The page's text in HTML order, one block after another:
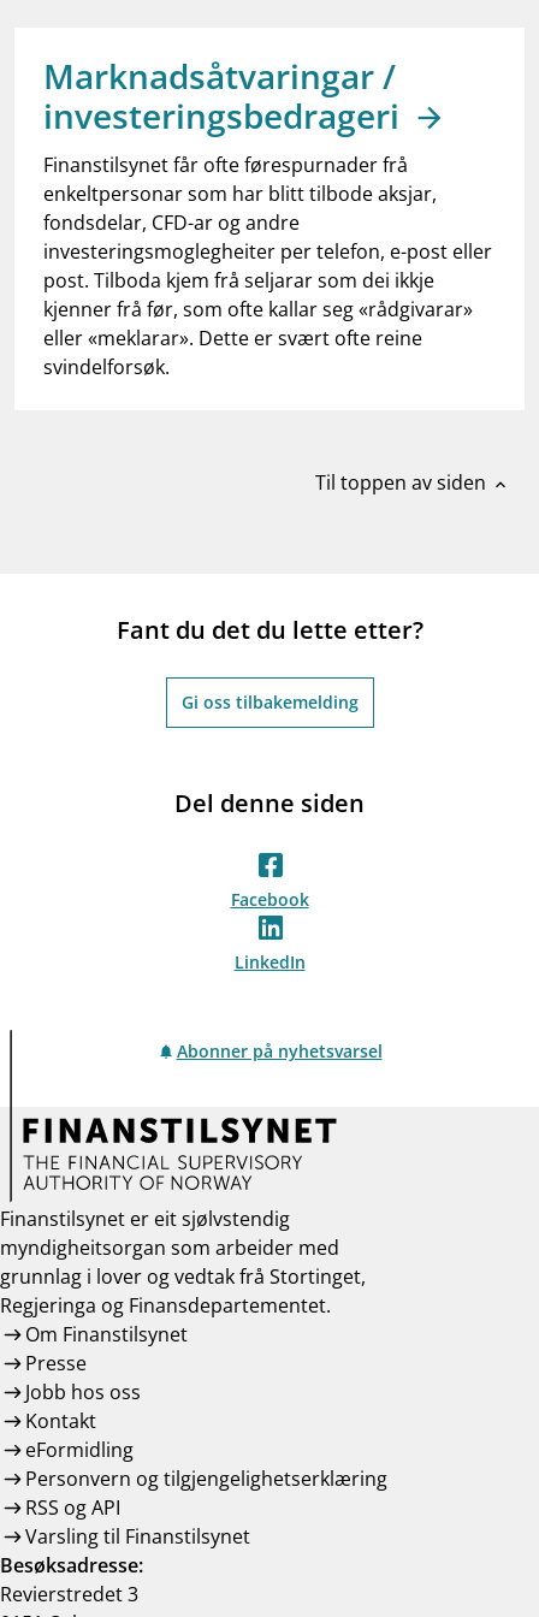
dashboardInformasjon for investorer
notifications_noneAbonner på nyhetsvarsel
Marknadsåtvaringar /
investeringsbedrageri
Finanstilsynet får ofte førespurnader frå
enkeltpersonar som har blitt tilbode aksjar,
fondsdelar, CFD-ar og andre
investeringsmoglegheiter per telefon, e-post eller
post. Tilboda kjem frå seljarar som dei ikkje
kjenner frå før, som ofte kallar seg «rådgivarar»
eller «meklarar». Dette er svært ofte reine
svindelforsøk.
Til toppen av siden expand_less
Fant du det du lette etter?
Gi oss tilbakemelding
Del denne siden
Facebook
LinkedIn
Abonner på nyhetsvarsel
Finanstilsynet er eit sjølvstendig
myndigheitsorgan som arbeider med
grunnlag i lover og vedtak frå Stortinget,
Regjeringa og Finansdepartementet.
Om Finanstilsynet
Presse
Jobb hos oss
Kontakt
eFormidling
Personvern og tilgjengelighetserklæring
RSS og API
Varsling til Finanstilsynet
Besøksadresse:
Revierstredet 3